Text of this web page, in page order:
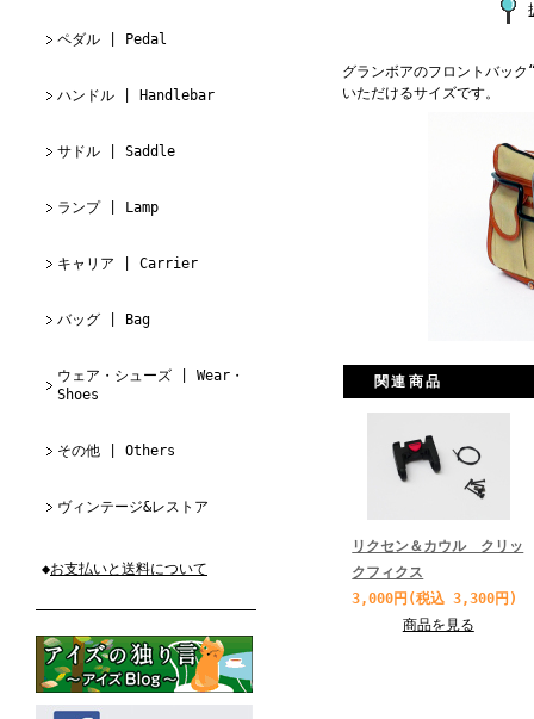
ペダル | Pedal
ハンドル | Handlebar
サドル | Saddle
ランプ | Lamp
キャリア | Carrier
バッグ | Bag
ウェア・シューズ | Wear・
Shoes
その他 | Others
ヴィンテージ&レストア
◆お支払いと送料について
グランボアのフロントバッ
いただけるサイズです。
関連商品
リクセン＆カウル クリッ
クフィクス
3,000円(税込 3,300円)
商品を見る